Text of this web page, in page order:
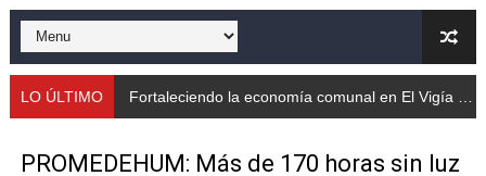
Iniciación al yoga reúne a diversos clubes deportivos
Mincomunas impulsa el autogobierno en Mérida con
LO ÚLTIMO Fortaleciendo la economía comunal en El Vigía con microcréditos a emprendedores y product
PROMEDEHUM: Más de 170 horas sin luz